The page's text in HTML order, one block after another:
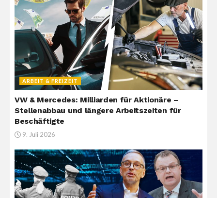
ARBEIT & FREIZEIT
VW & Mercedes: Milliarden für Aktionäre –
Stellenabbau und längere Arbeitszeiten für
Beschäftigte
9. Juli 2026